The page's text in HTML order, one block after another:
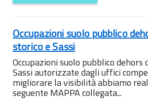
Occupazioni suolo pubblico
storico e Sassi
Occupazioni suolo pubblico dehors
Sassi autorizzate dagli uffici
migliorare la visibilità abbiamo
seguente MAPPA collegata...